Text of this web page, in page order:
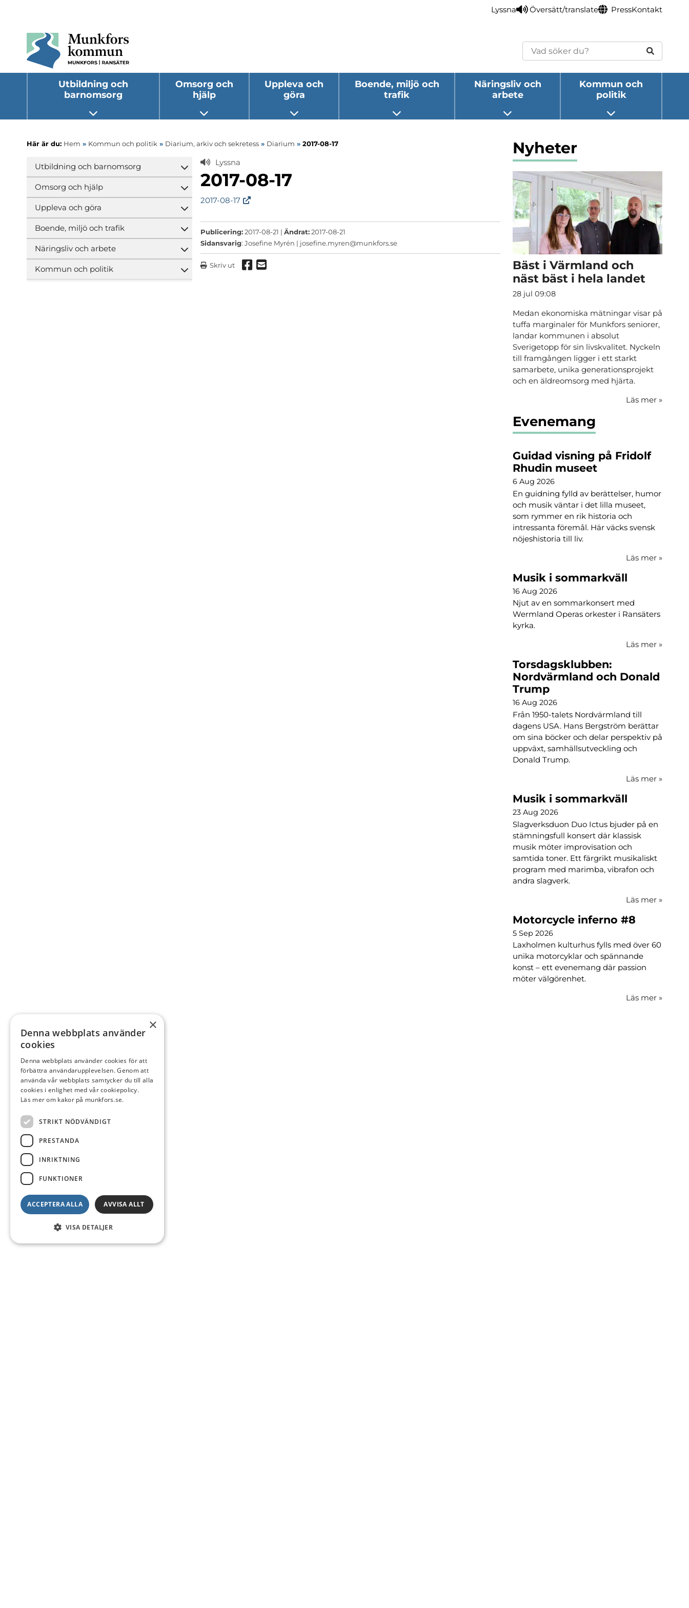
Lyssna Översätt/translate PressKontakt
Sök
Utbildning och
barnomsorg
Öppna undermeny
Omsorg och
hjälp
Öppna undermeny
Uppleva och
göra
Öppna undermeny
Boende, miljö och
trafik
Öppna undermeny
Näringsliv och
arbete
Öppna undermeny
Kommun och
politik
Öppna undermeny
Här är du: Hem » Kommun och politik » Diarium, arkiv och sekretess » Diarium » 2017-08-17
Utbildning och barnomsorg
Öppna undermeny
Omsorg och hjälp
Öppna undermeny
Uppleva och göra
Öppna undermeny
Boende, miljö och trafik
Öppna undermeny
Näringsliv och arbete
Öppna undermeny
Kommun och politik
Öppna undermeny
Lyssna
2017-08-17
2017-08-17
Publicering:2017-08-21 |Ändrat:2017-08-21
Sidansvarig: Josefine Myrén | josefine.myren@munkfors.se
Skriv ut Dela via Facebook
Dela via mail
Nyheter
Bäst i Värmland och
näst bäst i hela landet
28 jul 09:08
Medan ekonomiska mätningar visar på
tuffa marginaler för Munkfors seniorer,
landar kommunen i absolut
Sverigetopp för sin livskvalitet. Nyckeln
till framgången ligger i ett starkt
samarbete, unika generationsprojekt
och en äldreomsorg med hjärta.
Läs mer »
Evenemang
Guidad visning på Fridolf
Rhudin museet
6 Aug 2026
En guidning fylld av berättelser, humor
och musik väntar i det lilla museet,
som rymmer en rik historia och
intressanta föremål. Här väcks svensk
nöjeshistoria till liv.
Läs mer »
Musik i sommarkväll
16 Aug 2026
Njut av en sommarkonsert med
Wermland Operas orkester i Ransäters
kyrka.
Läs mer »
Torsdagsklubben:
Nordvärmland och Donald
Trump
16 Aug 2026
Från 1950-talets Nordvärmland till
dagens USA. Hans Bergström berättar
om sina böcker och delar perspektiv på
uppväxt, samhällsutveckling och
Donald Trump.
Läs mer »
Musik i sommarkväll
23 Aug 2026
Slagverksduon Duo Ictus bjuder på en
stämningsfull konsert där klassisk
musik möter improvisation och
samtida toner. Ett färgrikt musikaliskt
program med marimba, vibrafon och
andra slagverk.
Läs mer »
Motorcycle inferno #8
5 Sep 2026
Laxholmen kulturhus fylls med över 60
unika motorcyklar och spännande
konst – ett evenemang där passion
möter välgörenhet.
Läs mer »
×
Denna webbplats använder
cookies
Denna webbplats använder cookies för att
förbättra användarupplevelsen. Genom att
använda vår webbplats samtycker du till alla
cookies i enlighet med vår cookiepolicy.
Läs mer om kakor på munkfors.se.
STRIKT NÖDVÄNDIGT
PRESTANDA
INRIKTNING
FUNKTIONER
ACCEPTERA ALLA AVVISA ALLT
VISA DETALJER